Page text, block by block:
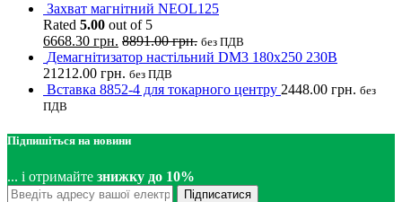
Захват магнітний NEOL125
Rated 5.00 out of 5
6668.30 грн. 8891.00грн. без ПДВ
Демагнітизатор настільний DM3 180x250 230В
21212.00 грн. без ПДВ
Вставка 8852-4 для токарного центру 2448.00 грн. без
ПДВ
Підпишіться на новини
... і отримайте знижку до 10%
Підписатися